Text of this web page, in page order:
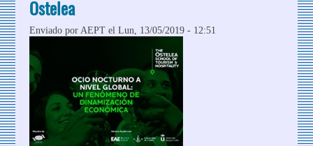
Ostelea
Enviado porAEPT el Lun, 13/05/2019 - 12:51